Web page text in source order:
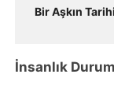
Bir Aşkın
İnsanlık